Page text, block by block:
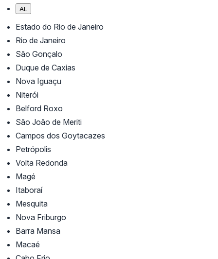
AL
Estado do Rio de Janeiro
Rio de Janeiro
São Gonçalo
Duque de Caxias
Nova Iguaçu
Niterói
Belford Roxo
São João de Meriti
Campos dos Goytacazes
Petrópolis
Volta Redonda
Magé
Itaboraí
Mesquita
Nova Friburgo
Barra Mansa
Macaé